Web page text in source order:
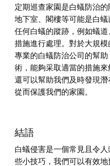
定期巡查家園是白蟻防治的
地下室、閣樓等可能是白
任何白蟻的蹤跡，例如蟻
措施進行處理。對於大規
專業的白蟻防治公司的幫
術，能夠采取適當的措施
還可以幫助我們及時發現
從而保護我們的家園。
結語
白蟻侵害是一個常見且令
些小技巧，我們可以有效